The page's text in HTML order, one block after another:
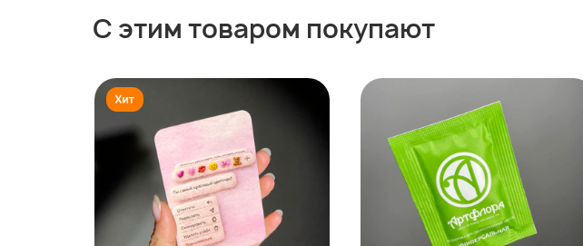
С этим товаром покупают